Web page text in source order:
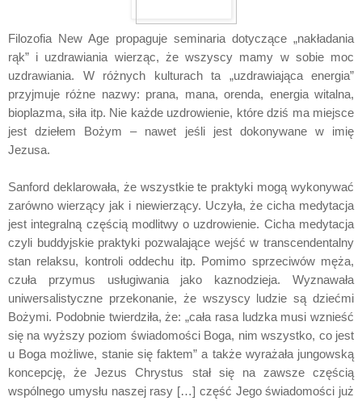
Filozofia New Age propaguje seminaria dotyczące „nakładania
rąk” i uzdrawiania wierząc, że wszyscy mamy w sobie moc
uzdrawiania. W różnych kulturach ta „uzdrawiająca energia”
przyjmuje różne nazwy: prana, mana, orenda, energia witalna,
bioplazma, siła itp. Nie każde uzdrowienie, które dziś ma miejsce
jest dziełem Bożym – nawet jeśli jest dokonywane w imię
Jezusa.
Sanford deklarowała, że wszystkie te praktyki mogą wykonywać
zarówno wierzący jak i niewierzący. Uczyła, że cicha medytacja
jest integralną częścią modlitwy o uzdrowienie. Cicha medytacja
czyli buddyjskie praktyki pozwalające wejść w transcendentalny
stan relaksu, kontroli oddechu itp. Pomimo sprzeciwów męża,
czuła przymus usługiwania jako kaznodzieja. Wyznawała
uniwersalistyczne przekonanie, że wszyscy ludzie są dziećmi
Bożymi. Podobnie twierdziła, że: „cała rasa ludzka musi wznieść
się na wyższy poziom świadomości Boga, nim wszystko, co jest
u Boga możliwe, stanie się faktem” a także wyrażała jungowską
koncepcję, że Jezus Chrystus stał się na zawsze częścią
wspólnego umysłu naszej rasy […] część Jego świadomości już